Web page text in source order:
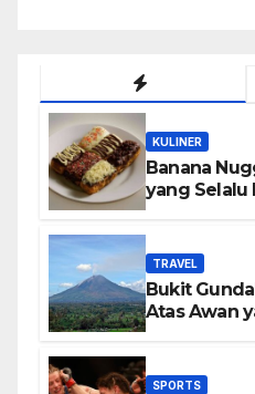
KULINER
Banana
yang Selalu
TRAVEL
Bukit
Atas Awan
SPORTS